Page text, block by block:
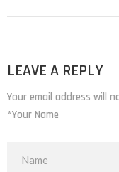
LEAVE A REPLY
Your email address will
*Your Name